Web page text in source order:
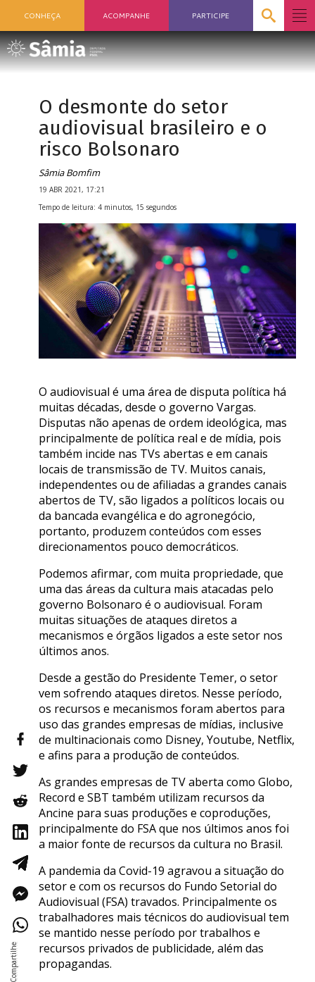
CONHEÇA ACOMPANHE PARTICIPE
O desmonte do setor
audiovisual brasileiro e o
risco Bolsonaro
Sâmia Bomfim
19 ABR 2021, 17:21
Tempo de leitura: 4 minutos, 15 segundos
O audiovisual é uma área de disputa política há
muitas décadas, desde o governo Vargas.
Disputas não apenas de ordem ideológica, mas
principalmente de política real e de mídia, pois
também incide nas TVs abertas e em canais
locais de transmissão de TV. Muitos canais,
independentes ou de afiliadas a grandes canais
abertos de TV, são ligados a políticos locais ou
da bancada evangélica e do agronegócio,
portanto, produzem conteúdos com esses
direcionamentos pouco democráticos.
Podemos afirmar, com muita propriedade, que
uma das áreas da cultura mais atacadas pelo
governo Bolsonaro é o audiovisual. Foram
muitas situações de ataques diretos a
mecanismos e órgãos ligados a este setor nos
últimos anos.
Desde a gestão do Presidente Temer, o setor
vem sofrendo ataques diretos. Nesse período,
os recursos e mecanismos foram abertos para
uso das grandes empresas de mídias, inclusive
de multinacionais como Disney, Youtube, Netflix,
e afins para a produção de conteúdos.
As grandes empresas de TV aberta como Globo,
Record e SBT também utilizam recursos da
Ancine para suas produções e coproduções,
principalmente do FSA que nos últimos anos foi
a maior fonte de recursos da cultura no Brasil.
A pandemia da Covid-19 agravou a situação do
setor e com os recursos do Fundo Setorial do
Audiovisual (FSA) travados. Principalmente os
trabalhadores mais técnicos do audiovisual tem
se mantido nesse período por trabalhos e
recursos privados de publicidade, além das
propagandas.